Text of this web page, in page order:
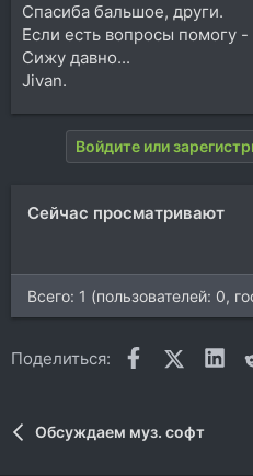
Спасиба бальшое, други.
Если есть вопросы помогу
Сижу давно...
Jivan.
Войдите или
Сейчас просматривают
Всего: 1 (пользователей: 0,
Поделиться: Facebook
X
Обсуждаем муз. софт